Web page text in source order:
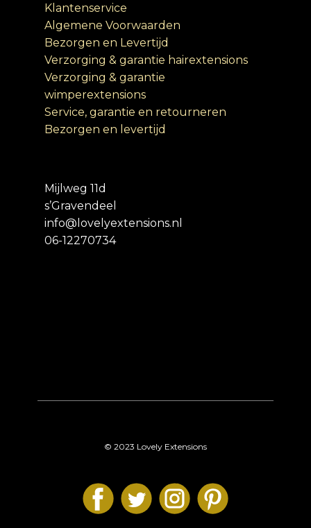
Klantenservice
Algemene Voorwaarden
Bezorgen en Levertijd
Verzorging & garantie hairextensions
Verzorging & garantie
wimperextensions
Service, garantie en retourneren
Bezorgen en levertijd
Mijlweg 11d
s’Gravendeel
info@lovelyextensions.nl
06-12270734
© 2023 Lovely Extensions